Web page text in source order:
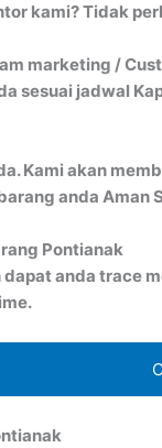
kami? Tidak
marketing /
sesuai jadwal
Kami akan
anda Aman
Pontianak
anda trace